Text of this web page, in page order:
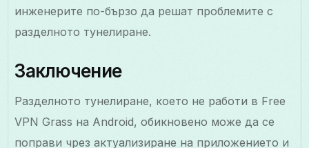
инженерите по-бързо да решат проблемите с
разделното тунелиране.
Заключение
Разделното тунелиране, което не работи в Free
VPN Grass на Android, обикновено може да се
поправи чрез актуализиране на приложението и